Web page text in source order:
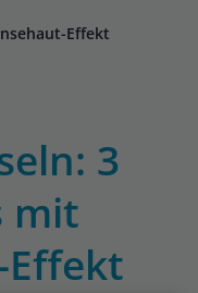
Effekt
3
mit